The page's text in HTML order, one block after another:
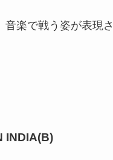
音楽で戦う姿が表現
INDIA(B)